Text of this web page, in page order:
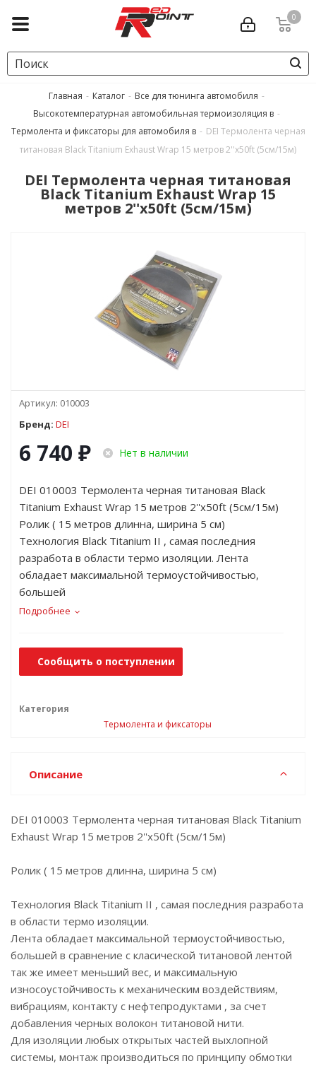
0
Главная - Каталог - Все для тюнинга автомобиля -
Высокотемпературная автомобильная термоизоляция в -
Термолента и фиксаторы для автомобиля в - DEI Термолента черная
титановая Black Titanium Exhaust Wrap 15 метров 2''x50ft (5см/15м)
DEI Термолента черная титановая
Black Titanium Exhaust Wrap 15
метров 2''x50ft (5см/15м)
Артикул: 010003
Бренд: DEI
6 740 ₽ Нет в наличии
DEI 010003 Термолента черная титановая Black
Titanium Exhaust Wrap 15 метров 2''x50ft (5см/15м)
Ролик ( 15 метров длинна, ширина 5 см)
Технология Black Titanium II , самая последния
разработа в области термо изоляции. Лента
обладает максимальной термоустойчивостью,
большей
Подробнее
Сообщить о поступлении
Категория
Термолента и фиксаторы
Описание
DEI 010003 Термолента черная титановая Black Titanium
Exhaust Wrap 15 метров 2''x50ft (5см/15м)
Ролик ( 15 метров длинна, ширина 5 см)
Технология Black Titanium II , самая последния разработа
в области термо изоляции.
Лента обладает максимальной термоустойчивостью,
большей в сравнение с класической титановой лентой
так же имеет меньший вес, и максимальную
износоустойчивость к механическим воздействиям,
вибрациям, контакту с нефтепродуктами , за счет
добавления черных волокон титановой нити.
Для изоляции любых открытых частей выхлопной
системы, монтаж производиться по принципу обмотки